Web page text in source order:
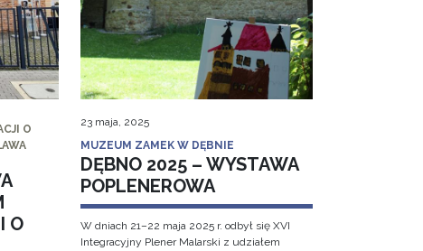
O
O
23 maja, 2025
MUZEUM ZAMEK W DĘBNIE
DĘBNO 2025 – WYSTAWA
POPLENEROWA
W dniach 21–22 maja 2025 r. odbył się XVI
Integracyjny Plener Malarski z udziałem